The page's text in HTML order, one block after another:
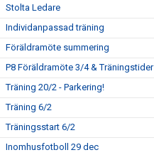
Stolta Ledare
Individanpassad träning
Föräldramöte summering
P8 Föräldramöte 3/4 & Träningstider
Träning 20/2 - Parkering!
Träning 6/2
Träningsstart 6/2
Inomhusfotboll 29 dec